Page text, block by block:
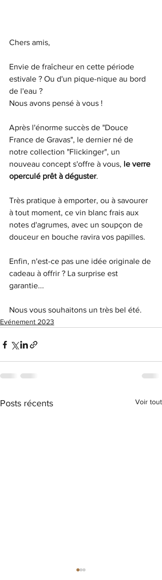
Chers amis,
Envie de fraîcheur en cette période
estivale ? Ou d'un pique-nique au bord
de l'eau ?
Nous avons pensé à vous !
Après l'énorme succès de "Douce
France de Gravas", le dernier né de
notre collection "Flickinger", un
nouveau concept s'offre à vous, le verre
operculé prêt à déguster.
Très pratique à emporter, ou à savourer
à tout moment, ce vin blanc frais aux
notes d'agrumes, avec un soupçon de
douceur en bouche ravira vos papilles.
Enfin, n'est-ce pas une idée originale de
cadeau à offrir ? La surprise est
garantie...
Nous vous souhaitons un très bel été.
Evénement 2023
Posts récents Voir tout